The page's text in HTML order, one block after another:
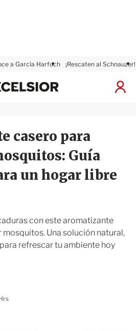
a García Harfuch ¡Rescaten al Schnauzer!
I
x
r
casero para
Guía
un hogar libre
con este aromatizante
Una solución natural,
refrescar tu ambiente hoy